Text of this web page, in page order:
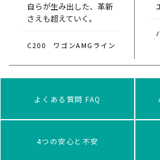
自らが生み出した、革新
さえも超えていく。
C200 ワゴンAMGライン
よくある質問 FAQ
4つの安心と不安